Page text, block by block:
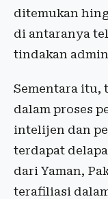
ditemukan
di antaranya
tindakan
Sementara itu,
dalam proses
intelijen dan
terdapat
dari Yaman,
terafiliasi